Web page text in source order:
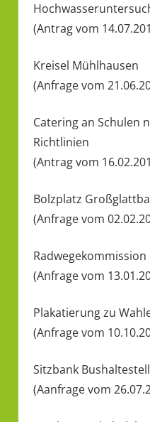
(Antrag vom
Kreisel Mühlhausen
(Anfrage vom
Catering an Schulen
Richtlinien
(Antrag vom
Bolzplatz
(Anfrage vom
Radwegekommission
(Anfrage vom
Plakatierung zu
(Anfrage vom
Sitzbank
(Aanfrage vom